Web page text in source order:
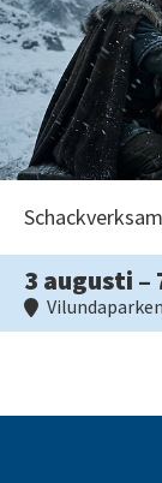
3 augusti –
Vilundaparken